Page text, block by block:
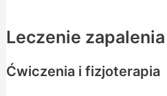
Leczenie
Ćwiczenia i fizjoterapia